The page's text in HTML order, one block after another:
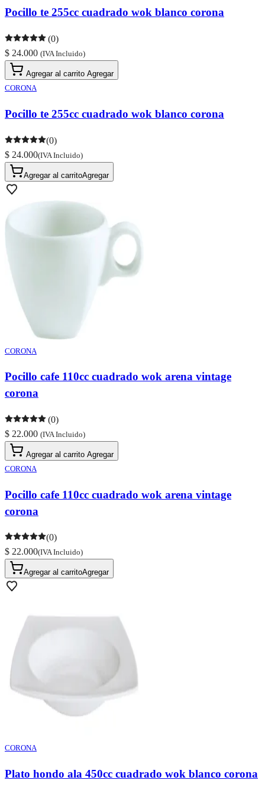
Pocillo te 255cc cuadrado wok blanco corona
(0)
$ 24.000 (IVA Incluido)
Agregar al carrito Agregar
CORONA
Pocillo te 255cc cuadrado wok blanco corona
(0)
$ 24.000(IVA Incluido)
Agregar al carritoAgregar
CORONA
Pocillo cafe 110cc cuadrado wok arena vintage
corona
(0)
$ 22.000 (IVA Incluido)
Agregar al carrito Agregar
CORONA
Pocillo cafe 110cc cuadrado wok arena vintage
corona
(0)
$ 22.000(IVA Incluido)
Agregar al carritoAgregar
CORONA
Plato hondo ala 450cc cuadrado wok blanco corona